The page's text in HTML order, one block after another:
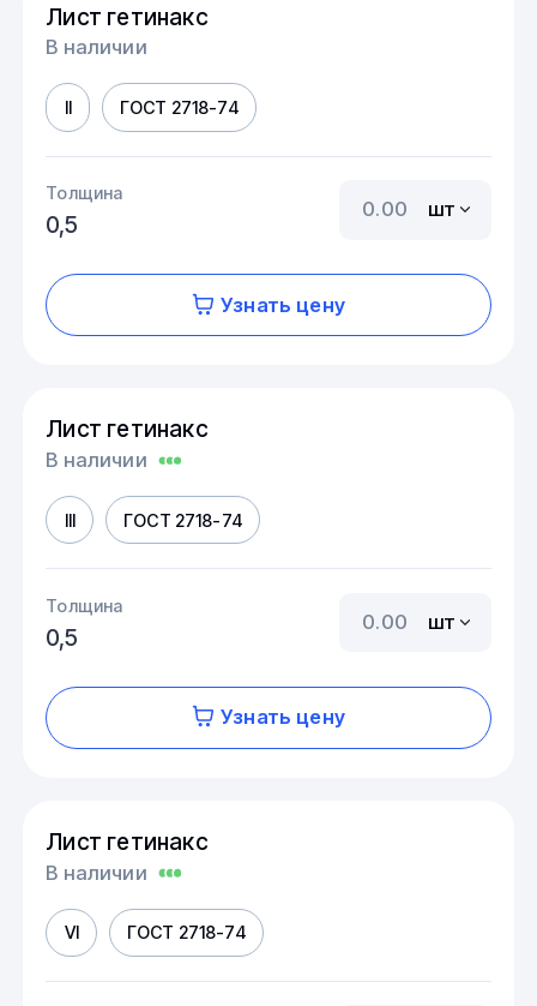
Лист гетинакс
В наличии
II ГОСТ 2718-74
Толщина
0,5
шт
Узнать цену
Лист гетинакс
В наличии
III ГОСТ 2718-74
Толщина
0,5
шт
Узнать цену
Лист гетинакс
В наличии
VI ГОСТ 2718-74